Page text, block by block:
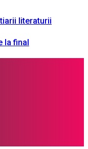
literaturii
la final